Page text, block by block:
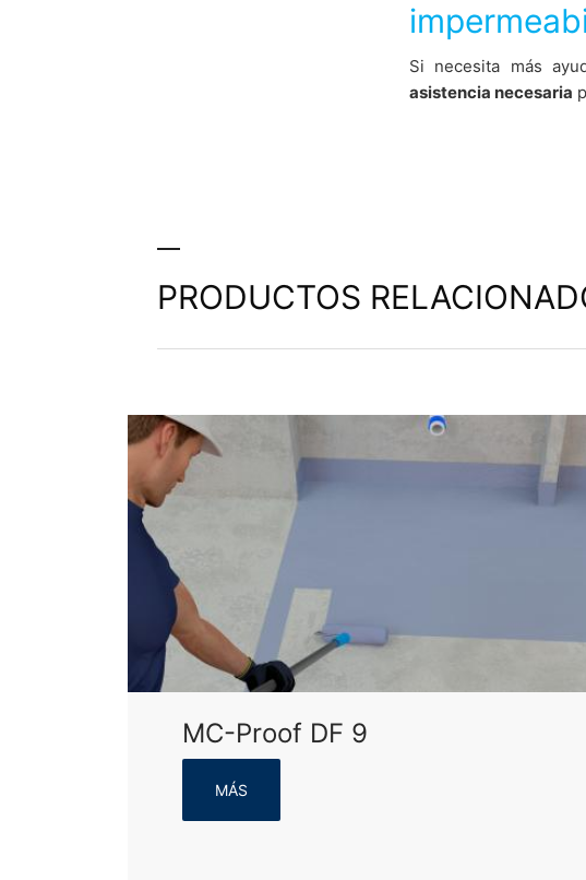
Si necesita más
asistencia necesaria
PRODUCTOS
MC-Proof DF 9
MÁS